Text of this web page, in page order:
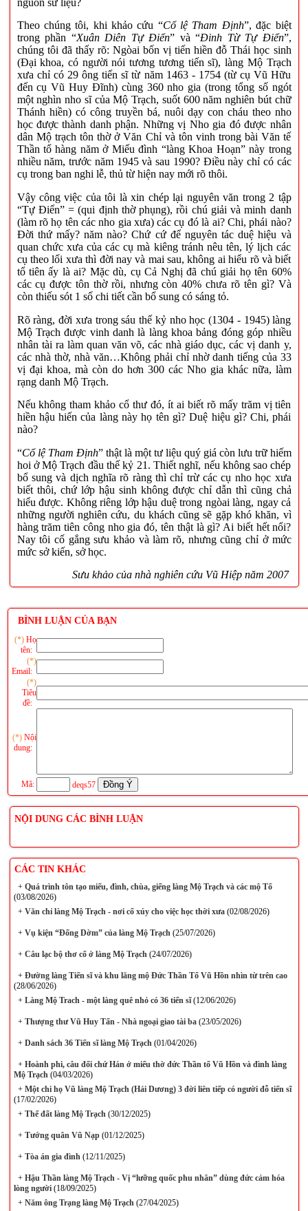
Theo chúng tôi, khi khảo cứu “Cổ lệ Tham Định”, đặc biệt
trong phần “Xuân Diên Tự Điển” và “Đinh Từ Tự Điển”,
chúng tôi đã thấy rõ: Ngòai bốn vị tiến hiền đỗ Thái học sinh
(Đại khoa, có người nói tương tương tiến sĩ), làng Mộ Trạch
xưa chỉ có 29 ông tiến sĩ từ năm 1463 - 1754 (từ cụ Vũ Hữu
đến cụ Vũ Huy Đĩnh) cùng 360 nho gia (trong tổng số ngót
một nghìn nho sĩ của Mộ Trạch, suốt 600 năm nghiên bút chữ
Thánh hiền) có công truyền bá, nuôi dạy con cháu theo nho
học được thành danh phận. Những vị Nho gia đó được nhân
dân Mộ trạch tôn thờ ở Văn Chỉ và tôn vinh trong bài Văn tế
Thần tổ hàng năm ở Miếu đình “làng Khoa Hoạn” này trong
nhiều năm, trước năm 1945 và sau 1990? Điều này chỉ có các
cụ trong ban nghi lễ, thủ từ hiện nay mới rõ thôi.
Vậy công việc của tôi là xin chép lại nguyên văn trong 2 tập
“Tự Điển” = (qui định thờ phụng), rồi chú giải và minh danh
(làm rõ họ tên các nho gia xưa) các cụ đó là ai? Chi, phái nào?
Đời thứ mấy? năm nào? Chứ cứ để nguyên tác duệ hiệu và
quan chức xưa của các cụ mà kiêng tránh nêu tên, lý lịch các
cụ theo lối xưa thì đời nay và mai sau, không ai hiểu rõ và biết
tổ tiên ấy là ai? Mặc dù, cụ Cả Nghị đã chú giải họ tên 60%
các cụ được tôn thờ rồi, nhưng còn 40% chưa rõ tên gì? Và
còn thiếu sót 1 số chi tiết cần bổ sung có sáng tỏ.
Rõ ràng, đời xưa trong sáu thế kỷ nho học (1304 - 1945) làng
Mộ Trạch được vinh danh là làng khoa bảng đóng góp nhiều
nhân tài ra làm quan văn võ, các nhà giáo dục, các vị danh y,
các nhà thờ, nhà văn…Không phải chỉ nhờ danh tiếng của 33
vị đại khoa, mà còn do hơn 300 các Nho gia khác nữa, làm
rạng danh Mộ Trạch.
Nếu không tham khảo cổ thư đó, ít ai biết rõ mấy trăm vị tiên
hiền hậu hiến của làng này họ tên gì? Duệ hiệu gì? Chi, phái
nào?
“Cổ lệ Tham Định” thật là một tư liệu quý giá còn lưu trữ hiếm
hoi ở Mộ Trạch đầu thế kỷ 21. Thiết nghĩ, nếu không sao chép
bổ sung và dịch nghĩa rõ ràng thì chỉ trừ các cụ nho học xưa
biết thôi, chứ lớp hậu sinh không được chỉ dẫn thì cũng chả
hiểu được. Không riêng lớp hậu duệ trong ngòai làng, ngay cả
những người nghiên cứu, du khách cũng sẽ gặp khó khăn, vì
hàng trăm tiên công nho gia đó, tên thật là gì? Ai biết hết nổi?
Nay tôi cố gắng sưu khảo và làm rõ, nhưng cũng chỉ ở mức
mức sở kiến, sở học.
Sưu khảo của nhà nghiên cứu Vũ Hiệp năm 2007
BÌNH LUẬN CỦA BẠN
(*) Họ
tên:
(*)
Email:
(*)
Tiêu
đề:
(*) Nội
dung:
Mã: deqs57
NỘI DUNG CÁC BÌNH LUẬN
CÁC TIN KHÁC
+Quá trình tôn tạo miếu, đình, chùa, giếng làng Mộ Trạch và các mộ Tổ
(03/08/2026)
+Văn chỉ làng Mộ Trạch - nơi cổ xúy cho việc học thời xưa(02/08/2026)
+Vụ kiện “Đống Dờm” của làng Mộ Trạch(25/07/2026)
+Câu lạc bộ thơ cổ ở làng Mộ Trạch(24/07/2026)
+Đường làng Tiến sĩ và khu lăng mộ Đức Thần Tổ Vũ Hồn nhìn từ trên cao
(28/06/2026)
+Làng Mộ Trach - một làng quê nhỏ có 36 tiến sĩ(12/06/2026)
+Thượng thư Vũ Huy Tấn - Nhà ngoại giao tài ba(23/05/2026)
+Danh sách 36 Tiến sĩ làng Mộ Trạch(01/04/2026)
+Hoành phi, câu đối chứ Hán ở miếu thờ đức Thần tổ Vũ Hồn và đình làng
Mộ Trạch(04/03/2026)
+Một chi họ Vũ làng Mộ Trạch (Hải Dương) 3 đời liên tiếp có người đỗ tiến sĩ
(17/02/2026)
+Thế đất làng Mộ Trạch(30/12/2025)
+Tướng quân Vũ Nạp(01/12/2025)
+Tòa án gia đình(12/11/2025)
+Hậu Thần làng Mộ Trạch - Vị “lưỡng quốc phu nhân” dùng đức cảm hóa
lòng người(18/09/2025)
+Năm ông Trạng làng Mộ Trạch(27/04/2025)